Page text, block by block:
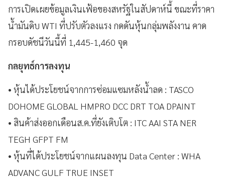
การเปิดเผยข้อมูลเงินเฟ้อของสหรัฐในสัปดาห์นี้ ขณะที่ราคา
น้ำมันดิบ WTI ที่ปรับตัวลงแรง กดดันหุ้นกลุ่มพลังงาน คาด
กรอบดัชนีวันนี้ที่ 1,445-1,460 จุด
กลยุทธ์การลงทุน
• หุ้นได้ประโยชน์จากการซ่อมแซมหลังน้ำลด : TASCO
DOHOME GLOBAL HMPRO DCC DRT TOA DPAINT
• สินค้าส่งออกเดือนส.ค.ที่ยังเติบโต : ITC AAI STA NER
TEGH GFPT FM
• หุ้นที่ได้ประโยชน์จากแผนลงทุน Data Center : WHA
ADVANC GULF TRUE INSET